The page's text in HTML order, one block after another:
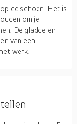
de schoen. Het is
om je
De gladde en
van een
werk.